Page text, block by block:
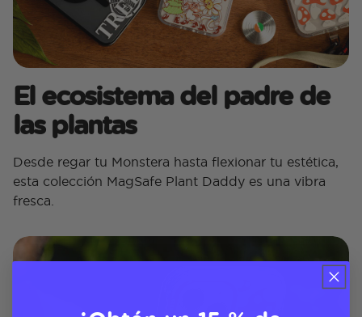
El ecosistema del padre de
las plantas
Desde regar tu Monstera hasta flexionar tu estética,
esta colección MagSafe Plant Daddy es una vibra
fresca.